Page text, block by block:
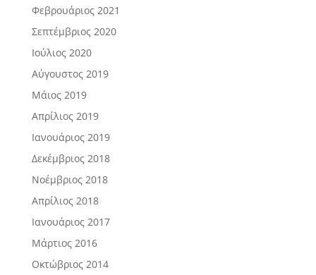
Φεβρουάριος 2021
Σεπτέμβριος 2020
Ιούλιος 2020
Αύγουστος 2019
Μάιος 2019
Απρίλιος 2019
Ιανουάριος 2019
Δεκέμβριος 2018
Νοέμβριος 2018
Απρίλιος 2018
Ιανουάριος 2017
Μάρτιος 2016
Οκτώβριος 2014